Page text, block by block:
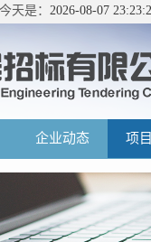
天是： 2026-08-07
企业动态 项